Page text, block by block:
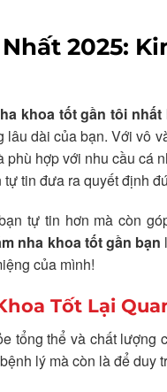
2025:
khoa tốt gần tôi nhất
dài của bạn. Với vô
hợp với nhu cầu cá
tin đưa ra quyết định
tự tin hơn mà còn
nha khoa tốt gần bạn
của mình!
Tốt Lại
tổng thể và chất lượng
lý mà còn là để duy